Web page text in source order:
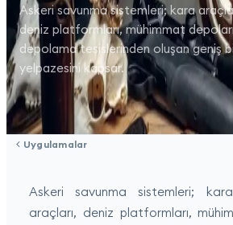
Askeri savunma sistemleri; kara
deniz platformları, mühimmat
depolama tesislerinden oluşan geniş
yelpazesini kapsar.
Uygulamalar
Askeri savunma sistemleri;
araçları, deniz platformları,